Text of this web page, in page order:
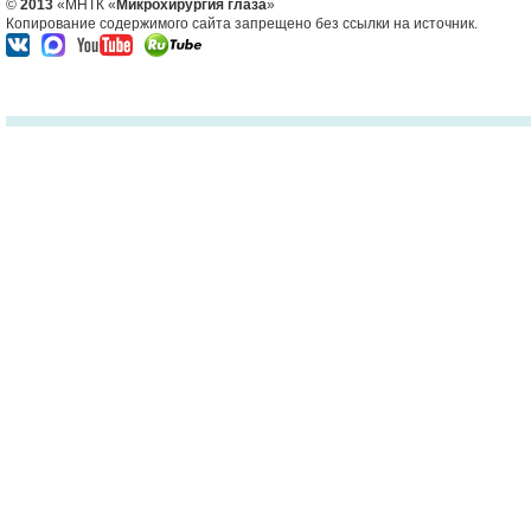
© 2013 «МНТК « Микрохирургия глаза»
Копирование содержимого сайта запрещено без ссылки на источник.